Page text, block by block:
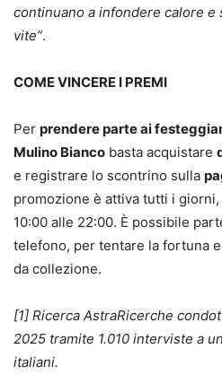
continuano a infondere calore e
vite”.
COME VINCERE I PREMI
Per prendere parte ai
Mulino Bianco basta acquistare
e registrare lo scontrino sulla
promozione è attiva tutti i
10:00 alle 22:00. È possibile
telefono, per tentare la fortuna
da collezione.
[1] Ricerca AstraRicerche
2025 tramite 1.010 interviste a
italiani.